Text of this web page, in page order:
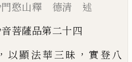
憨山釋 德清 述
菩薩品第二十四
， 以顯法華三昧 ， 實登八